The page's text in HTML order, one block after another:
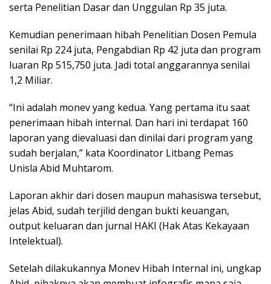
serta Penelitian Dasar dan Unggulan Rp 35 juta.
Kemudian penerimaan hibah Penelitian Dosen Pemula
senilai Rp 224 juta, Pengabdian Rp 42 juta dan program
luaran Rp 515,750 juta. Jadi total anggarannya senilai
1,2 Miliar.
“Ini adalah monev yang kedua. Yang pertama itu saat
penerimaan hibah internal. Dan hari ini terdapat 160
laporan yang dievaluasi dan dinilai dari program yang
sudah berjalan,” kata Koordinator Litbang Pemas
Unisla Abid Muhtarom.
Laporan akhir dari dosen maupun mahasiswa tersebut,
jelas Abid, sudah terjilid dengan bukti keuangan,
output keluaran dan jurnal HAKI (Hak Atas Kekayaan
Intelektual).
Setelah dilakukannya Monev Hibah Internal ini, ungkap